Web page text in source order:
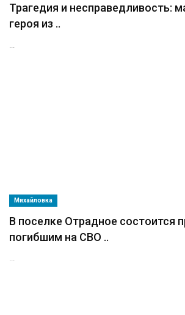
Трагедия и несправедливость:
героя из ..
...
Михайловка
В поселке Отрадное состоится
погибшим на СВО ..
...